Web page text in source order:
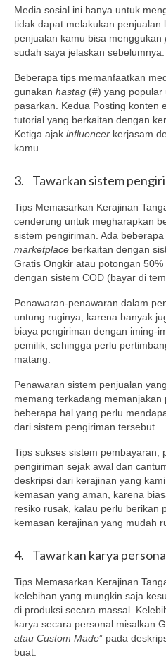
Media sosial ini hanya untuk
tidak dapat melakukan penjualan
penjualan kamu bisa menggukan
sudah saya jelaskan sebelumnya.
Beberapa tips memanfaatkan
gunakan hastag (#) yang popular
pasarkan. Kedua Posting konten
tutorial yang berkaitan dengan
Ketiga ajak influencer kerjasam
kamu.
3. Tawarkan sistem
Tips Memasarkan Kerajinan
cenderung untuk megharapkan
sistem pengiriman. Ada
marketplace berkaitan dengan
Gratis Ongkir atau potongan
dengan sistem COD (bayar di
Penawaran-penawaran dalam
untung ruginya, karena banyak
biaya pengiriman dengan iming-
pemilik, sehingga perlu
matang.
Penawaran sistem penjualan
memang terkadang
beberapa hal yang perlu
dari sistem pengiriman tersebut.
Tips sukses sistem pembayaran,
pengiriman sejak awal dan
deskripsi dari kerajinan yang
kemasan yang aman, karena
resiko rusak, kalau perlu berikan
kemasan kerajinan yang mudah
4. Tawarkan karya
Tips Memasarkan Kerajinan
kelebihan yang mungkin saja
di produksi secara massal.
karya secara personal misalkan
atau Custom Made” pada
buat.